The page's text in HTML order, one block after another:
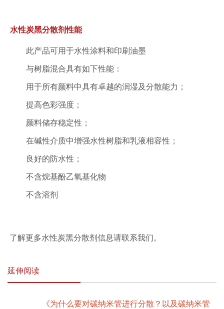
水性炭黑分散剂性能
此产品可用于水性涂料和印刷油墨
与树脂混合具有如下性能：
用于所有颜料中具有卓越的润湿及分散能力；
提高色彩强度；
颜料储存稳定性；
在碱性介质中增强水性树脂和乳液相容性；
良好的防水性；
不含烷基酚乙氧基化物
不含溶剂
了解更多水性炭黑分散剂信息请联系我们。
延伸阅读
《为什么要对碳纳米管进行分散？以及碳纳米管